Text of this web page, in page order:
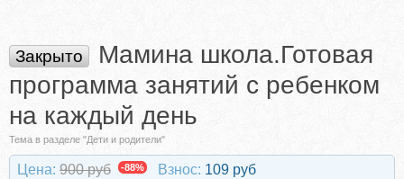
Закрыто
Мамина школа.Готовая
программа занятий с ребенком
на каждый день
Тема в разделе "Дети и родители"
Цена: 900 руб -88% Взнос: 109 руб